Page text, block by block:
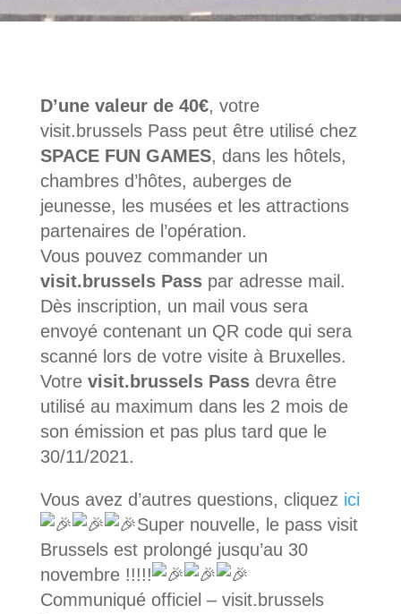
D’une valeur de 40€, votre
visit.brussels Pass peut être utilisé chez
SPACE FUN GAMES, dans les hôtels,
chambres d’hôtes, auberges de
jeunesse, les musées et les attractions
partenaires de l’opération.
Vous pouvez commander un
visit.brussels Passpar adresse mail.
Dès inscription, un mail vous sera
envoyé contenant un QR code qui sera
scanné lors de votre visite à Bruxelles.
Votre visit.brussels Passdevra être
utilisé au maximum dans les 2 mois de
son émission et pas plus tard que le
30/11/2021.
Vous avez d’autres questions, cliquez ici
Super nouvelle, le pass visit
Brussels est prolongé jusqu’au 30
novembre !!!!!
Communiqué officiel – visit.brussels